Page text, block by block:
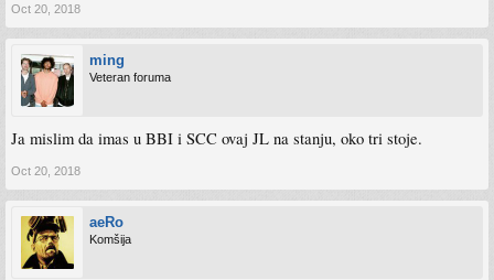
Oct 20, 2018
ming
Veteran foruma
Ja mislim da imas u BBI i SCC ovaj JL na stanju, oko tri stoje.
Oct 20, 2018
aeRo
Komšija